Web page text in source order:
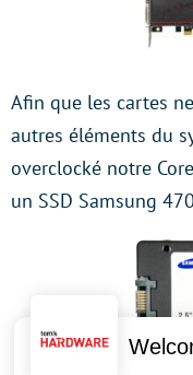
Afin que les cartes
autres éléments du
overclocké notre
un SSD Samsung